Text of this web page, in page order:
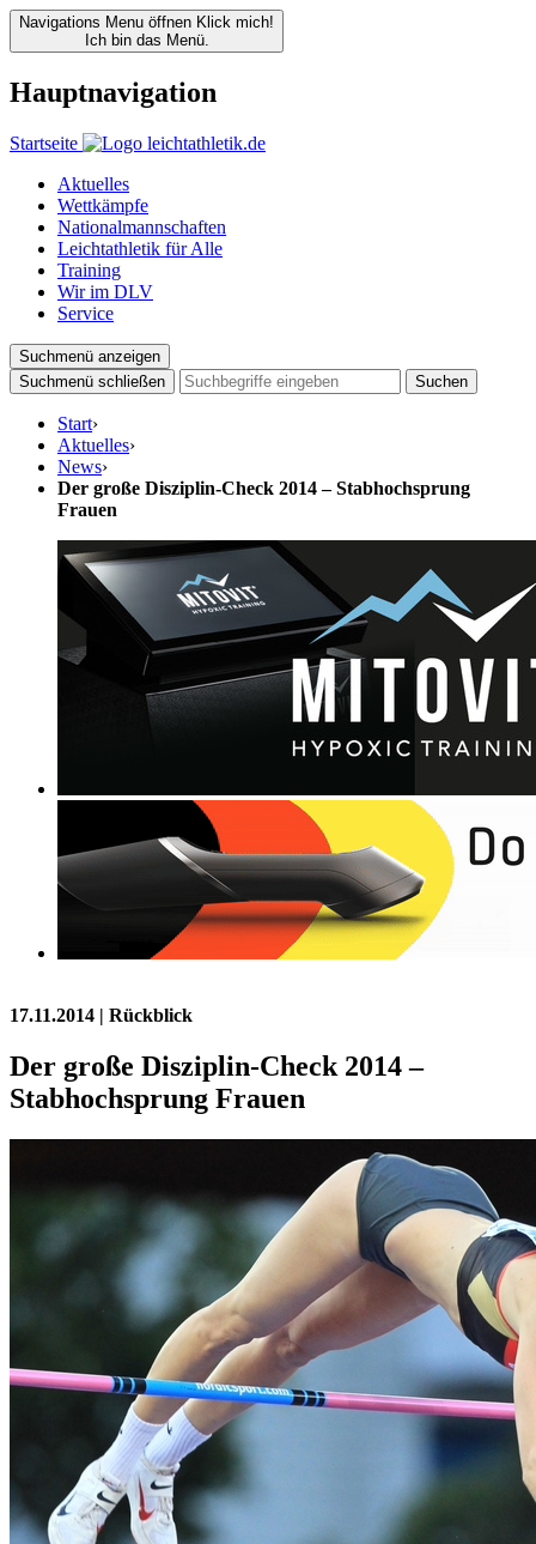
Navigations Menu öffnen Klick mich!
Ich bin das Menü.
Hauptnavigation
Startseite
Aktuelles
Wettkämpfe
Nationalmannschaften
Leichtathletik für Alle
Training
Wir im DLV
Service
Suchmenü anzeigen
Suchmenü schließen
Suchen
Start›
Aktuelles›
News›
Der große Disziplin-Check 2014 – Stabhochsprung
Frauen
17.11.2014 | Rückblick
Der große Disziplin-Check 2014 –
Stabhochsprung Frauen